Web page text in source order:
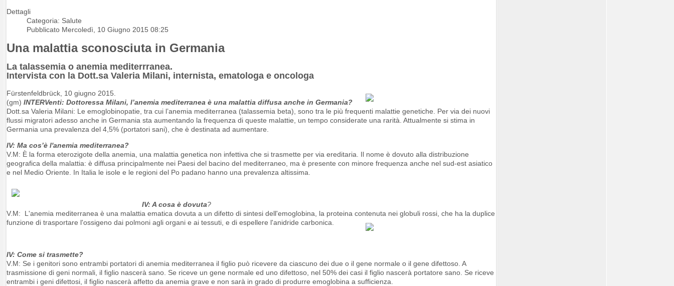
Dettagli
Categoria: Salute
Pubblicato Mercoledì, 10 Giugno 2015 08:25
Una malattia sconosciuta in Germania
La talassemia o anemia mediterrranea.
Intervista con la Dott.sa Valeria Milani, internista, ematologa e oncologa
Fürstenfeldbrück, 10 giugno 2015.
(gm) INTERVenti: Dottoressa Milani, l’anemia mediterranea è una malattia diffusa anche in Germania?
Dott.sa Valeria Milani: Le emoglobinopatie, tra cui l’anemia mediterranea (talassemia beta), sono tra le più frequenti malattie genetiche. Per via dei nuovi
flussi migratori adesso anche in Germania sta aumentando la frequenza di queste malattie, un tempo considerate una rarità. Attualmente si stima in
Germania una prevalenza del 4,5% (portatori sani), che è destinata ad aumentare.
IV: Ma cos’è l'anemia mediterranea?
V.M: È la forma eterozigote della anemia, una malattia genetica non infettiva che si trasmette per via ereditaria. Il nome è dovuto alla distribuzione
geografica della malattia: è diffusa principalmente nei Paesi del bacino del mediterraneo, ma è presente con minore frequenza anche nel sud-est asiatico
e nel Medio Oriente. In Italia le isole e le regioni del Po padano hanno una prevalenza altissima.
IV: A cosa è dovuta?
V.M: L'anemia mediterranea è una malattia ematica dovuta a un difetto di sintesi dell'emoglobina, la proteina contenuta nei globuli rossi, che ha la duplice
funzione di trasportare l'ossigeno dai polmoni agli organi e ai tessuti, e di espellere l'anidride carbonica.
IV: Come si trasmette?
V.M: Se i genitori sono entrambi portatori di anemia mediterranea il figlio può ricevere da ciascuno dei due o il gene normale o il gene difettoso. A
trasmissione di geni normali, il figlio nascerà sano. Se riceve un gene normale ed uno difettoso, nel 50% dei casi il figlio nascerà portatore sano. Se riceve
entrambi i geni difettosi, il figlio nascerà affetto da anemia grave e non sarà in grado di produrre emoglobina a sufficienza.